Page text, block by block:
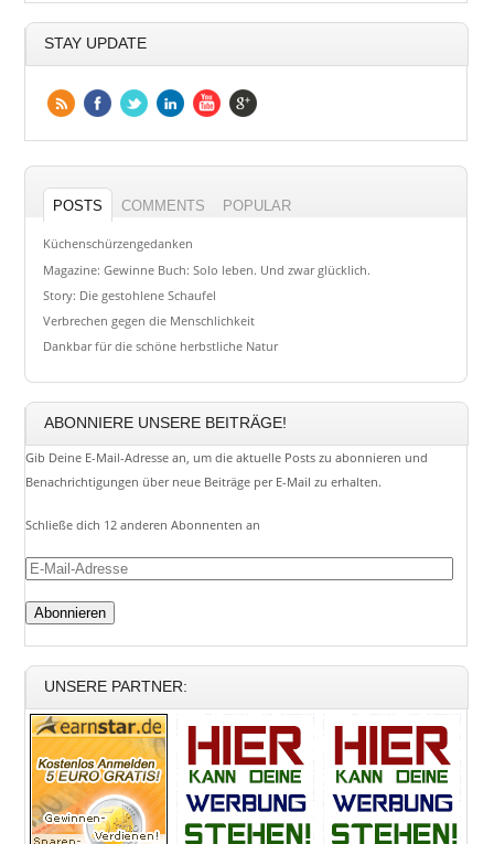
STAY UPDATE
POSTS COMMENTS POPULAR
Küchenschürzengedanken
Magazine: Gewinne Buch: Solo leben. Und zwar glücklich.
Story: Die gestohlene Schaufel
Verbrechen gegen die Menschlichkeit
Dankbar für die schöne herbstliche Natur
ABONNIERE UNSERE BEITRÄGE!
Gib Deine E-Mail-Adresse an, um die aktuelle Posts zu abonnieren und
Benachrichtigungen über neue Beiträge per E-Mail zu erhalten.
Schließe dich 12 anderen Abonnenten an
E-
Adresse
UNSERE PARTNER: